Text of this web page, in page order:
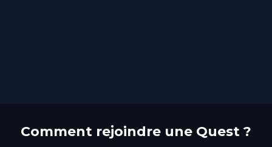
Comment rejoindre une Quest ?